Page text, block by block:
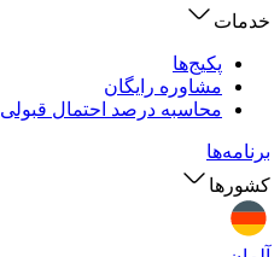
خدمات
پکیج‌ها
مشاوره رایگان
محاسبه درصد احتمال قبولی
برنامه‌ها
کشورها